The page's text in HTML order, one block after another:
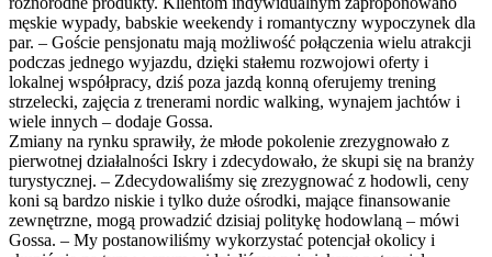
męskie wypady, babskie weekendy i romantyczny wypoczynek dla
par. – Goście pensjonatu mają możliwość połączenia wielu atrakcji
podczas jednego wyjazdu, dzięki stałemu rozwojowi oferty i
lokalnej współpracy, dziś poza jazdą konną oferujemy trening
strzelecki, zajęcia z trenerami nordic walking, wynajem jachtów i
wiele innych – dodaje Gossa.
Zmiany na rynku sprawiły, że młode pokolenie zrezygnowało z
pierwotnej działalności Iskry i zdecydowało, że skupi się na branży
turystycznej. – Zdecydowaliśmy się zrezygnować z hodowli, ceny
koni są bardzo niskie i tylko duże ośrodki, mające finansowanie
zewnętrzne, mogą prowadzić dzisiaj politykę hodowlaną – mówi
Gossa. – My postanowiliśmy wykorzystać potencjał okolicy i